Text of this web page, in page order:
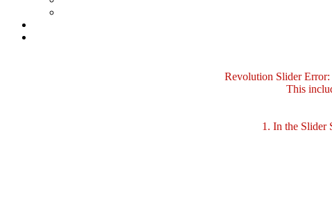
Revolution Slider Error:
This
1. In the Slider